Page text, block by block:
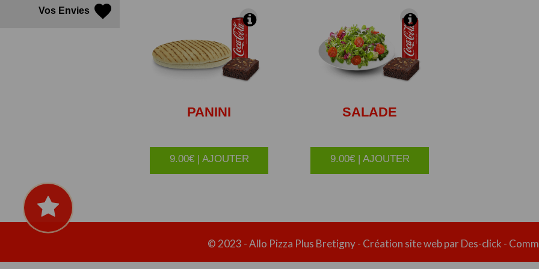
Vos Envies
PANINI
9.00€ | AJOUTER
SALADE
9.00€ | AJOUTER
© 2023 -Allo Pizza Plus Bretigny- Création site web parDes-click -